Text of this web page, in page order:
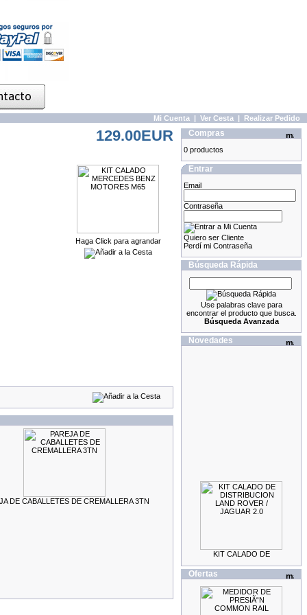
Mi Cuenta | Ver Cesta | Realizar Pedido
129.00EUR
Haga Click para agrandar
DE CABALLETES DE CREMALLERA 3TN
Compras
0 productos
Entrar
Email
Contraseña
Quiero ser Cliente
Perdí mi Contraseña
Búsqueda Rápida
Use palabras clave para
encontrar el producto que busca.
Búsqueda Avanzada
Novedades
DISTRIBUCION LAND
59.99EUR
---------
Ofertas